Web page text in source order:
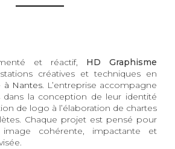
et réactif, HD Graphisme
créatives et techniques en
à Nantes. L’entreprise accompagne
dans la conception de leur identité
de logo à l’élaboration de chartes
Chaque projet est pensé pour
cohérente, impactante et